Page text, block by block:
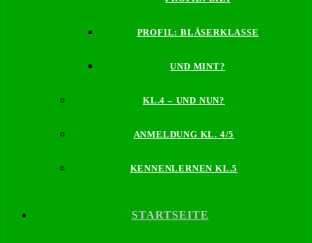
PROFIL: BLÄSERKLASSE
UND MINT?
KL.4 – UND NUN?
ANMELDUNG KL. 4/5
KENNENLERNEN KL.5
STARTSEITE